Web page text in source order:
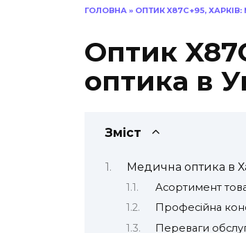
ГОЛОВНА » ОПТИК X87C+95,
Оптик
оптика в
Зміст
Медична оптика в
Асортимент
Професійна
Переваги